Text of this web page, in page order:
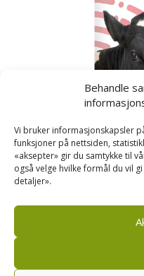
Behandle
Vi bruker informasjonskapsler
funksjoner på nettsiden,
«aksepter» gir du samtykke til
også velge hvilke formål du vil
detaljer».Kusignal
om kusignal i eit eige